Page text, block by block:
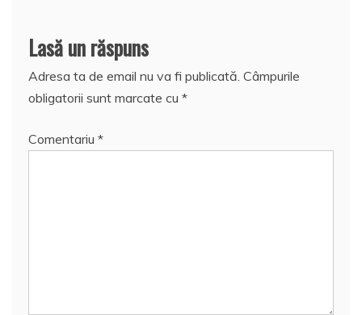
Lasă un răspuns
Adresa ta de email nu va fi publicată. Câmpurile
obligatorii sunt marcate cu *
Comentariu *